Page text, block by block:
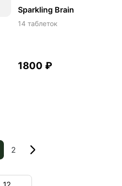
Sparkling Brain
14 таблеток
1800 ₽
2